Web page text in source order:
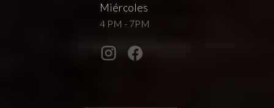
Miércoles
4 PM - 7PM